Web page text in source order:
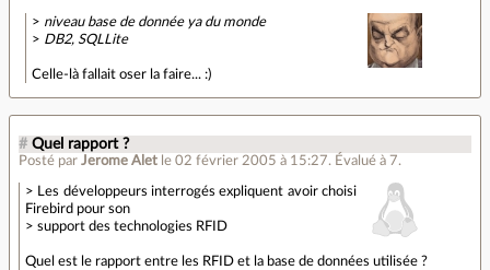
> niveau base de donnée ya du monde
> DB2, SQLLite
Celle-là fallait oser la faire... :)
# Quel rapport ?
Posté par Jerome Alet le 02 février 2005 à 15:27. Évalué à 7.
> Les développeurs interrogés expliquent avoir choisi
Firebird pour son
> support des technologies RFID
Quel est le rapport entre les RFID et la base de données utilisée ?